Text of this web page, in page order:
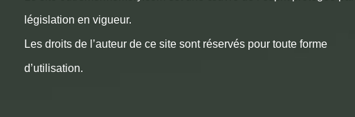
législation en vigueur.
Les droits de l’auteur de ce site sont réservés pour toute forme
d’utilisation.